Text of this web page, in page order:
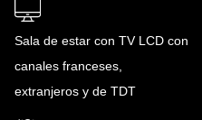
Sala de estar con TV LCD con
canales franceses,
extranjeros y de TDT